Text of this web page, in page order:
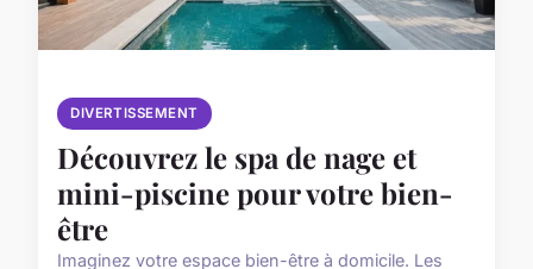
DIVERTISSEMENT
Découvrez le spa de nage et
mini-piscine pour votre bien-
être
Imaginez votre espace bien-être à domicile. Les